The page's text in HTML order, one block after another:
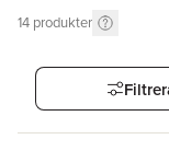
14 produkter